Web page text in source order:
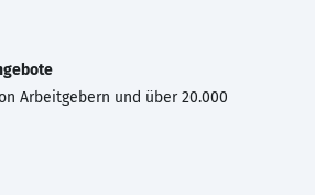
Arbeitgebern und über 20.000